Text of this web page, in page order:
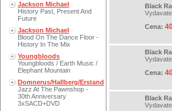
Jackson Michael
History Past, Present And
Future
Jackson Michael
Blood On The Dance Floor -
History In The Mix
Youngbloods
Youngbloods / Earth Music /
Elephant Mountain
Domnerus/Hallberg/Erstand
Jazz At The Pawnshop -
30th Anniversary
3xSACD+DVD
Black
Cena:
Black
Cena:
Black